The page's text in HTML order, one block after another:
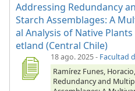
Addressing Redundancy
Starch Assemblages: A
al Analysis of Native
etland (Central Chile)
18 ago. 2025- Facultad
Ramírez Funes,
Redundancy and